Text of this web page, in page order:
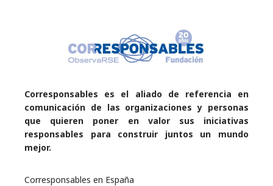
Corresponsables es el aliado de referencia en
comunicación de las organizaciones y personas
que quieren poner en valor sus iniciativas
responsables para construir juntos un mundo
mejor.
Corresponsables en España